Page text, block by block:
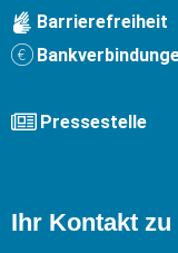
Barrierefreiheit
Pressestelle
Ihr Kontakt zu